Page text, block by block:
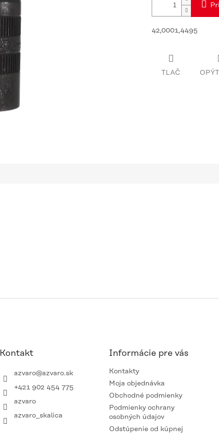
42,0001,4495
TLAČ
Kontakt
azvaro@azvaro.sk
+421 902 454 775
azvaro
azvaro_skalica
Informácie pre vás
Kontakty
Moja objednávka
Obchodné podmienky
Podmienky ochrany
osobných údajov
Odstúpenie od kúpnej